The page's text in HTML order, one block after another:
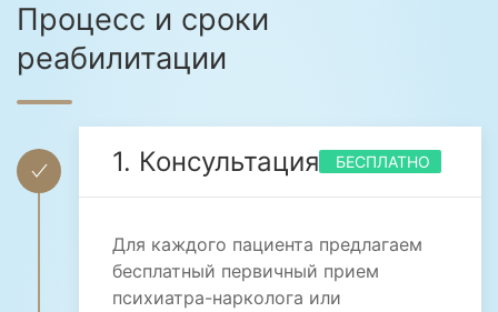
Процесс и сроки
реабилитации
1. Консультация БЕСПЛАТНО
Для каждого пациента предлагаем
бесплатный первичный прием
психиатра-нарколога или